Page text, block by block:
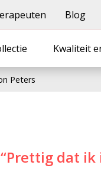
Blog
Kwaliteit
Peters
“Prettig dat ik